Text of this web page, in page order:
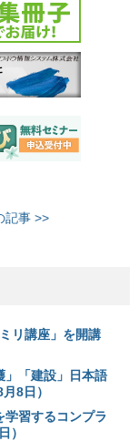
記事 >>
リ講座」を開講
」「建設」日本語
8日）
学習するコンプラ
）